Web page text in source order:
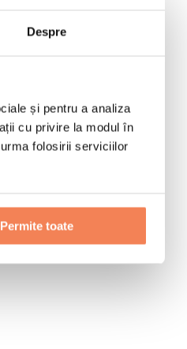
Despre
și pentru a analiza
cu privire la modul în
folosirii serviciilor
Permite toate